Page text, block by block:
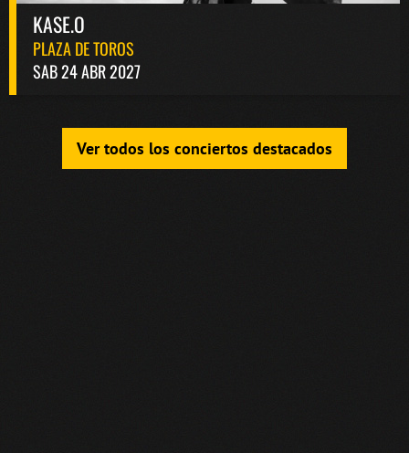
KASE.O
PLAZA DE TOROS
SAB 24 ABR 2027
Ver todos los conciertos destacados